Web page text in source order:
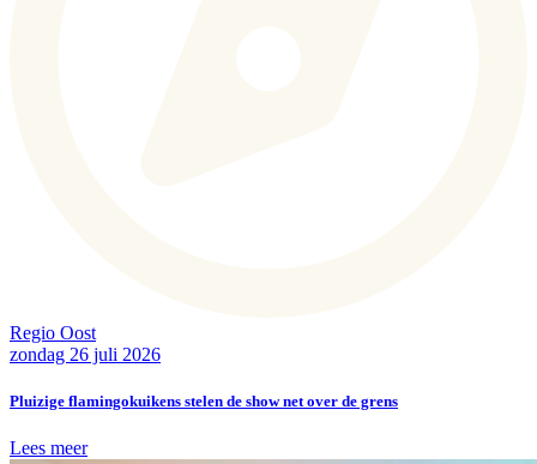
Regio Oost
zondag 26 juli 2026
Pluizige flamingokuikens stelen de show net over de grens
Lees meer